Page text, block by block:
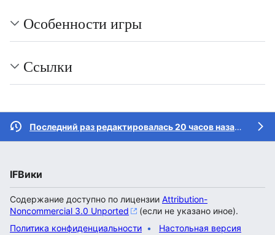
Особенности игры
Ссылки
Последний раз редактировалась 20 часов назад
IFВики
Содержание доступно по лицензии Attribution-
Noncommercial 3.0 Unported
(если не указано иное).
Политика конфиденциальности
Настольная версия